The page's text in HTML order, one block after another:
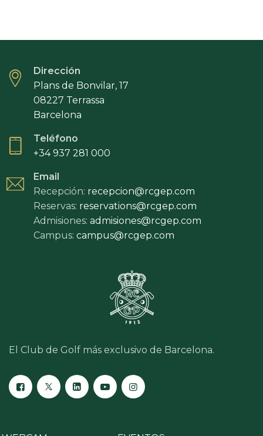
Dirección
Plans de Bonvilar, 17
08227 Terrassa
Barcelona
Teléfono
+34 937 281 000
Email
Recepción: recepcion@rcgep.com
Reservas: reservations@rcgep.com
Admisiones: admisiones@rcgep.com
Campus: campus@rcgep.com
El Club de Golf más exclusivo de Barcelona.